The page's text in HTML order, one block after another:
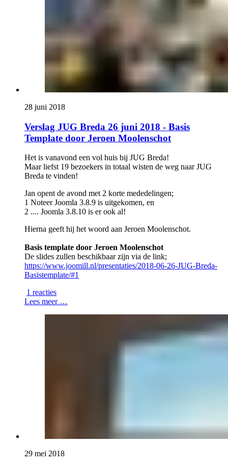
28 juni 2018
Verslag JUG Breda 26 juni 2018 - Basis
Template door Jeroen Moolenschot
Het is vanavond een vol huis bij JUG Breda!
Maar liefst 19 bezoekers in totaal wisten de weg naar JUG
Breda te vinden!
Jan opent de avond met 2 korte mededelingen;
1 Noteer Joomla 3.8.9 is uitgekomen, en
2 .... Joomla 3.8.10 is er ook al!
Hierna geeft hij het woord aan Jeroen Moolenschot.
Basis template door Jeroen Moolenschot
De slides zullen beschikbaar zijn via de link;
https://www.joomill.nl/presentaties/2018-06-26-JUG-Breda-
Basistemplate/#1
1 reacties
Lees meer …
29 mei 2018